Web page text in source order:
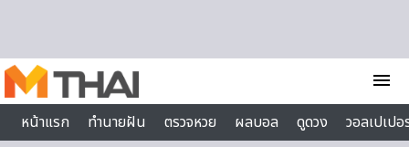
menu
หน้าแรก
ทำนายฝัน ตรวจหวย ผลบอล ดูดวง
วอลเปเป